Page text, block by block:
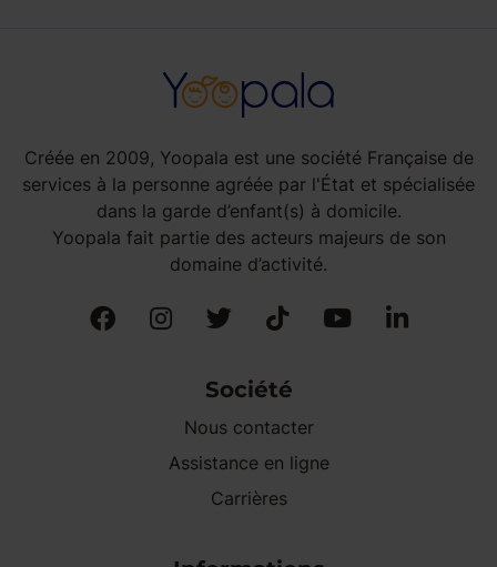
Créée en 2009, Yoopala est une société Française de
services à la personne agréée par l'État et spécialisée
dans la garde d’enfant(s) à domicile.
Yoopala fait partie des acteurs majeurs de son
domaine d’activité.
Société
Nous contacter
Assistance en ligne
Carrières